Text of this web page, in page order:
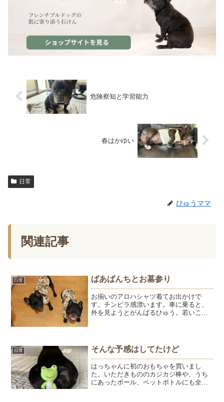
危険察知と学習能力
春はかゆい
日常
ひゅうママ
関連記事
日常 ばあばんちとお墓参り
お揃いのアロハシャツ着てお出かけで
す。チンピラ感漂います。車に乗ると、
外を見ようとがんばるひゅう。若いころ
た。お出かけ先は、とうちゃ...
日常 そんな予感はしてたけど
はっちゃんに初のおもちゃを買いまし
た。いただきもののカジカジ棒や、うち
にあったボール、ペットボトルにも全く